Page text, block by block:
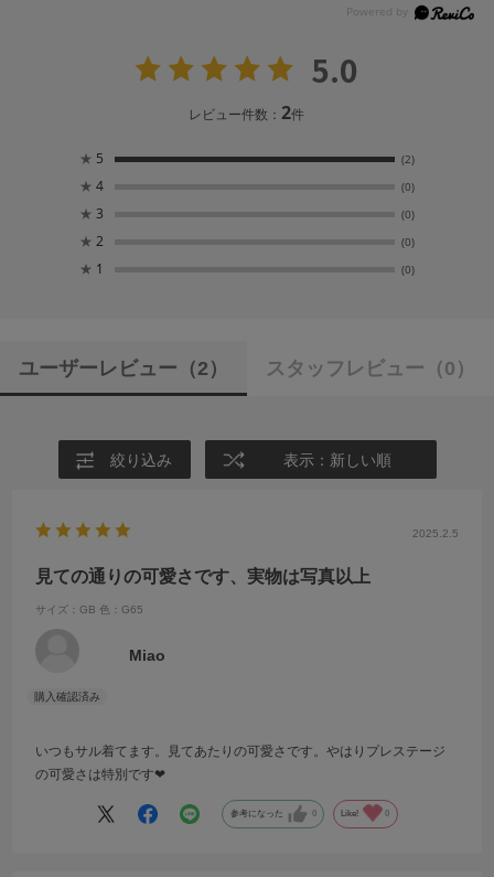
5.0
レビュー件数：2件
★ 5 (2)
★ 4 (0)
★ 3 (0)
★ 2 (0)
★ 1 (0)
ユーザーレビュー （2） スタッフレビュー （0）
絞り込み 表示：新しい順
2025.2.5
見ての通りの可愛さです、実物は写真以上
サイズ：GB 色：G65
Miao
いつもサル着てます。見てあたりの可愛さです。やはりプレステージ
の可愛さは特別です❤︎
参考になった 0 Like! 0